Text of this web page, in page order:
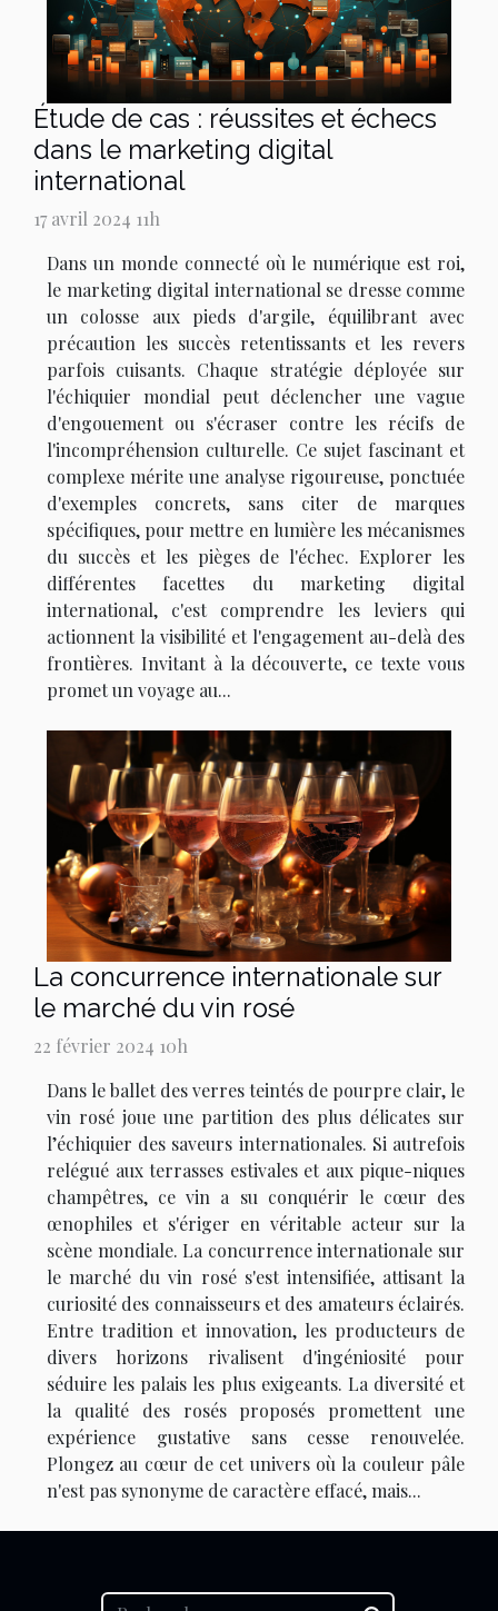
Étude de cas : réussites et échecs
dans le marketing digital
international
17 avril 2024 11h
Dans un monde connecté où le numérique est roi,
le marketing digital international se dresse comme
un colosse aux pieds d'argile, équilibrant avec
précaution les succès retentissants et les revers
parfois cuisants. Chaque stratégie déployée sur
l'échiquier mondial peut déclencher une vague
d'engouement ou s'écraser contre les récifs de
l'incompréhension culturelle. Ce sujet fascinant et
complexe mérite une analyse rigoureuse, ponctuée
d'exemples concrets, sans citer de marques
spécifiques, pour mettre en lumière les mécanismes
du succès et les pièges de l'échec. Explorer les
différentes facettes du marketing digital
international, c'est comprendre les leviers qui
actionnent la visibilité et l'engagement au-delà des
frontières. Invitant à la découverte, ce texte vous
promet un voyage au...
La concurrence internationale sur
le marché du vin rosé
22 février 2024 10h
Dans le ballet des verres teintés de pourpre clair, le
vin rosé joue une partition des plus délicates sur
l’échiquier des saveurs internationales. Si autrefois
relégué aux terrasses estivales et aux pique-niques
champêtres, ce vin a su conquérir le cœur des
œnophiles et s'ériger en véritable acteur sur la
scène mondiale. La concurrence internationale sur
le marché du vin rosé s'est intensifiée, attisant la
curiosité des connaisseurs et des amateurs éclairés.
Entre tradition et innovation, les producteurs de
divers horizons rivalisent d'ingéniosité pour
séduire les palais les plus exigeants. La diversité et
la qualité des rosés proposés promettent une
expérience gustative sans cesse renouvelée.
Plongez au cœur de cet univers où la couleur pâle
n'est pas synonyme de caractère effacé, mais...